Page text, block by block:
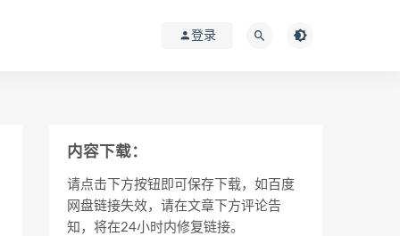
登录
内容下载：
请点击下方按钮即可保存下载，如百度
网盘链接失效，请在文章下方评论告
知，将在24小时内修复链接。